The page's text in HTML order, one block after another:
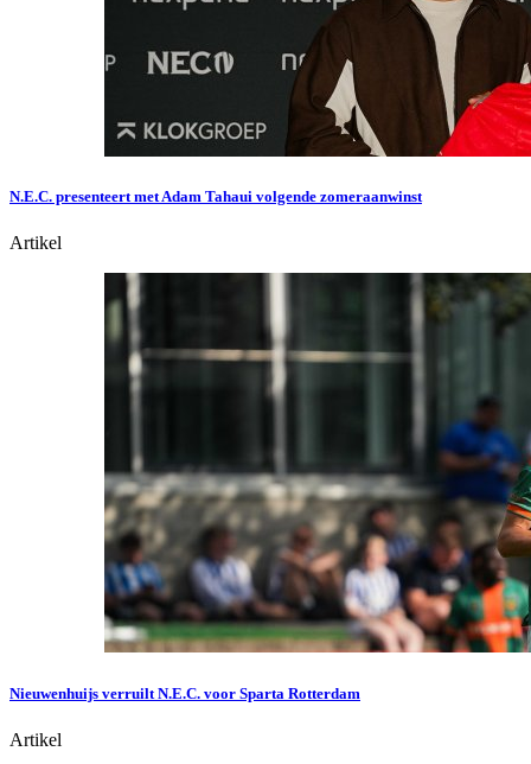
N.E.C. presenteert met Adam Tahaui volgende zomeraanwinst
Artikel
Nieuwenhuijs verruilt N.E.C. voor Sparta Rotterdam
Artikel